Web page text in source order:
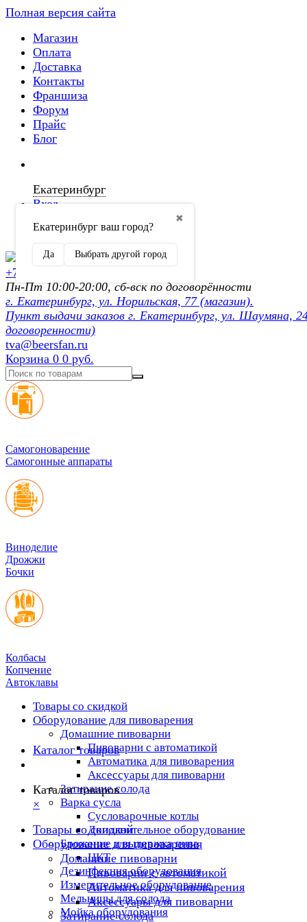
Полная версия сайта
Магазин
Оплата
Доставка
Контакты
Франшиза
Форум
Прайс
Блог
Екатеринбург
✖
Екатеринбург ваш город?
Да Выбрать другой город
Вход
Регистрация
+7 (902) 872-54-70
Пн-Пт 10:00-20:00, сб-вск по договорённости
г. Екатеринбург, ул. Норильская, 77 (магазин).
Пункт выдачи заказов г. Екатеринбург, ул. Шаумяна,
договоренности)
tva@beersfan.ru
Корзина 0 0 руб.
Cамогоноварение
Самогонные аппараты
Виноделие
Дрожжи
Бочки
Колбасы
Копчение
Автоклавы
Товары со скидкой
Оборудование для пивоварения
Домашние пивоварни
Пивоварни с автоматикой
Автоматика для пивоварения
Аксессуары для пивоварни
Затирание солода
Варка сусла
Cусловарочные котлы
Дополнительное оборудование
Брожение и выдержка пива
ЦКТ
Дезинфекция оборудования
Измерительное оборудование
Мельницы для солода
Мойка оборудования
Каталог товаров
Каталог товаров
×
Товары со скидкой
Оборудование для пивоварения
Домашние пивоварни
Пивоварни с автоматикой
Автоматика для пивоварения
Аксессуары для пивоварни
Затирание солода